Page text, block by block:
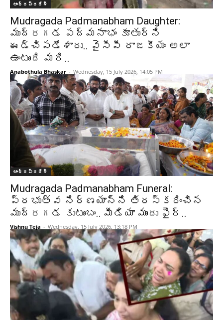
ఆంధ్రప్రదేశ్‌
Mudragada Padmanabham Daughter:
ముద్రగడ పద్మనాభం కూతుర్ని
ఈడ్చిపడేశారు.. వైసీపీ రాజకీయం అలా
ఉంటుంది మరి..
Anabothula Bhaskar - Wednesday, 15 July 2026, 14:05 PM
ఆంధ్రప్రదేశ్‌
Mudragada Padmanabham Funeral:
ప్రభుత్వ నిర్ణయాన్ని తిరస్కరించిన
ముద్రగడ కుటుంబం.. మీడియా ముందు ఫైర్..
Vishnu Teja - Wednesday, 15 July 2026, 13:18 PM